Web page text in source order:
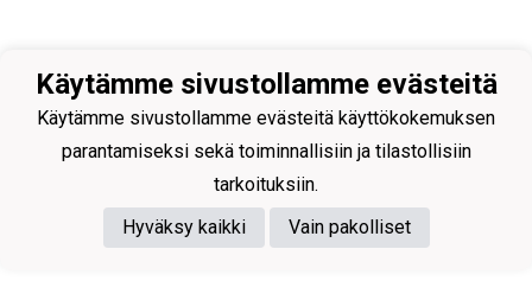
Käytämme sivustollamme evästeitä
Käytämme sivustollamme evästeitä käyttökokemuksen
parantamiseksi sekä toiminnallisiin ja tilastollisiin
tarkoituksiin.
Hyväksy kaikki
Vain pakolliset